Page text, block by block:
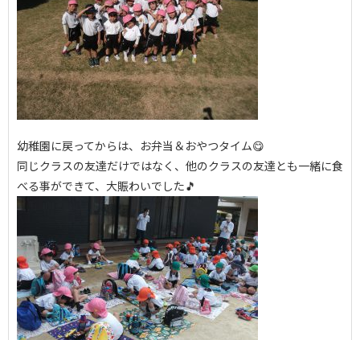
幼稚園に戻ってからは、お弁当＆おやつタイム😋
同じクラスの友達だけではなく、他のクラスの友達とも一緒に食
べる事ができて、大賑わいでした🎵